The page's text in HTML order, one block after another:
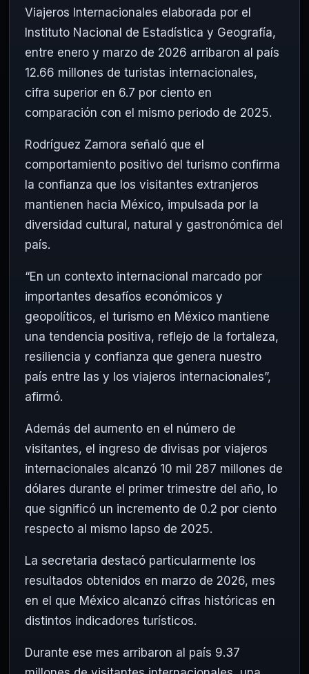
Viajeros Internacionales elaborada por el
Instituto Nacional de Estadística y Geografía,
entre enero y marzo de 2026 arribaron al país
12.66 millones de turistas internacionales,
cifra superior en 6.7 por ciento en
comparación con el mismo periodo de 2025.
Rodríguez Zamora señaló que el
comportamiento positivo del turismo confirma
la confianza que los visitantes extranjeros
mantienen hacia México, impulsada por la
diversidad cultural, natural y gastronómica del
país.
“En un contexto internacional marcado por
importantes desafíos económicos y
geopolíticos, el turismo en México mantiene
una tendencia positiva, reflejo de la fortaleza,
resiliencia y confianza que genera nuestro
país entre las y los viajeros internacionales”,
afirmó.
Además del aumento en el número de
visitantes, el ingreso de divisas por viajeros
internacionales alcanzó 10 mil 287 millones de
dólares durante el primer trimestre del año, lo
que significó un incremento de 0.2 por ciento
respecto al mismo lapso de 2025.
La secretaria destacó particularmente los
resultados obtenidos en marzo de 2026, mes
en el que México alcanzó cifras históricas en
distintos indicadores turísticos.
Durante ese mes arribaron al país 9.37